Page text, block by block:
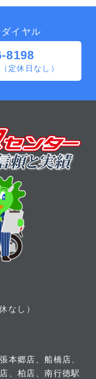
イヤル
8198
定休日なし）
なし）
本郷店 、船橋店、
、柏店 、南行徳駅